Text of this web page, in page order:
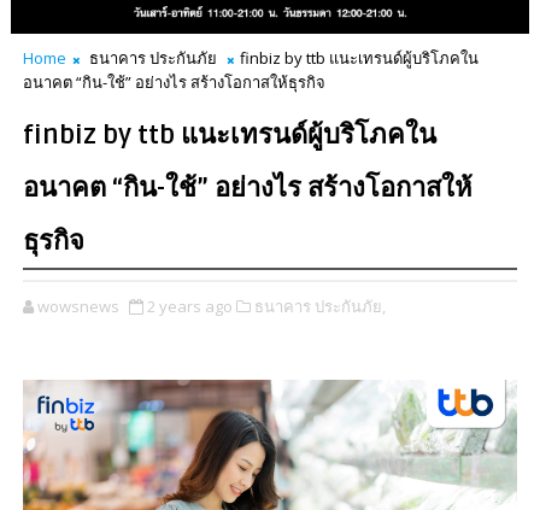
Home ธนาคาร ประกันภัย
finbiz by ttb แนะเทรนด์ผู้บริโภคใน
อนาคต “กิน-ใช้” อย่างไร สร้างโอกาสให้ธุรกิจ
finbiz by ttb แนะเทรนด์ผู้บริโภคใน
อนาคต “กิน-ใช้” อย่างไร สร้างโอกาสให้
ธุรกิจ
wowsnews 2 years ago ธนาคาร ประกันภัย,